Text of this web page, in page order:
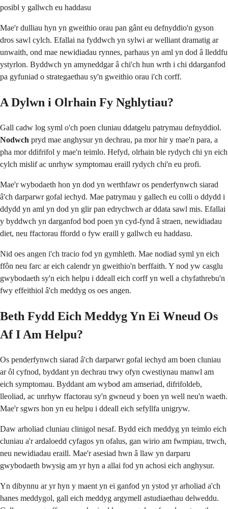
posibl y gallwch eu haddasu
Mae'r dulliau hyn yn gweithio orau pan gânt eu defnyddio'n gyson
dros sawl cylch. Efallai na fyddwch yn sylwi ar welliant dramatig ar
unwaith, ond mae newidiadau rynnes, parhaus yn aml yn dod â lleddfu
ystyrlon. Byddwch yn amyneddgar â chi'ch hun wrth i chi ddarganfod
pa gyfuniad o strategaethau sy'n gweithio orau i'ch corff.
A Dylwn i Olrhain Fy Nghlytiau?
Gall cadw log syml o'ch poen cluniau ddatgelu patrymau defnyddiol.
Nodwch pryd mae anghysur yn dechrau, pa mor hir y mae'n para, a
pha mor ddifrifol y mae'n teimlo. Hefyd, olrhain ble rydych chi yn eich
cylch mislif ac unrhyw symptomau eraill rydych chi'n eu profi.
Mae'r wybodaeth hon yn dod yn werthfawr os penderfynwch siarad
â'ch darparwr gofal iechyd. Mae patrymau y gallech eu colli o ddydd i
ddydd yn aml yn dod yn glir pan edrychwch ar ddata sawl mis. Efallai
y byddwch yn darganfod bod poen yn cyd-fynd â straen, newidiadau
diet, neu ffactorau ffordd o fyw eraill y gallwch eu haddasu.
Nid oes angen i'ch tracio fod yn gymhleth. Mae nodiad syml yn eich
ffôn neu farc ar eich calendr yn gweithio'n berffaith. Y nod yw casglu
gwybodaeth sy'n eich helpu i ddeall eich corff yn well a chyfathrebu'n
fwy effeithiol â'ch meddyg os oes angen.
Beth Fydd Eich Meddyg Yn Ei Wneud Os
Af I Am Helpu?
Os penderfynwch siarad â'ch darparwr gofal iechyd am boen cluniau
ar ôl cyfnod, byddant yn dechrau trwy ofyn cwestiynau manwl am
eich symptomau. Byddant am wybod am amseriad, difrifoldeb,
lleoliad, ac unrhyw ffactorau sy'n gwneud y boen yn well neu'n waeth.
Mae'r sgwrs hon yn eu helpu i ddeall eich sefyllfa unigryw.
Daw arholiad cluniau clinigol nesaf. Bydd eich meddyg yn teimlo eich
cluniau a'r ardaloedd cyfagos yn ofalus, gan wirio am fwmpiau, trwch,
neu newidiadau eraill. Mae'r asesiad hwn â llaw yn darparu
gwybodaeth bwysig am yr hyn a allai fod yn achosi eich anghysur.
Yn dibynnu ar yr hyn y maent yn ei ganfod yn ystod yr arholiad a'ch
hanes meddygol, gall eich meddyg argymell astudiaethau delweddu.